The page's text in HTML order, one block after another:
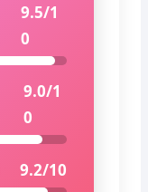
9.5/1
0
9.0/1
0
9.2/10